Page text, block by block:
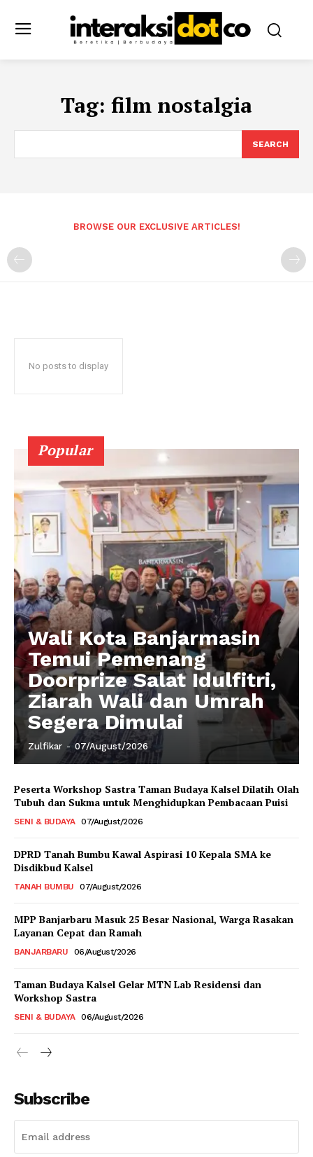
Tag: film nostalgia
SEARCH
BROWSE OUR EXCLUSIVE ARTICLES!
No posts to display
Popular
Wali Kota Banjarmasin
Temui Pemenang
Doorprize Salat Idulfitri,
Ziarah Wali dan Umrah
Segera Dimulai
Zulfikar - 07/August/2026
Peserta Workshop Sastra Taman Budaya Kalsel Dilatih Olah
Tubuh dan Sukma untuk Menghidupkan Pembacaan Puisi
SENI & BUDAYA 07/August/2026
DPRD Tanah Bumbu Kawal Aspirasi 10 Kepala SMA ke
Disdikbud Kalsel
TANAH BUMBU 07/August/2026
MPP Banjarbaru Masuk 25 Besar Nasional, Warga Rasakan
Layanan Cepat dan Ramah
BANJARBARU 06/August/2026
Taman Budaya Kalsel Gelar MTN Lab Residensi dan
Workshop Sastra
SENI & BUDAYA 06/August/2026
Subscribe